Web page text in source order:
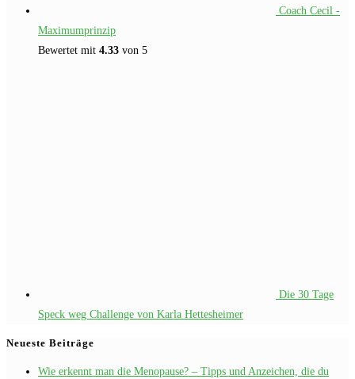
Coach Cecil -
Maximumprinzip
Bewertet mit 4.33 von 5
Die 30 Tage
Speck weg Challenge von Karla Hettesheimer
Neueste Beiträge
Wie erkennt man die Menopause? – Tipps und Anzeichen, die du